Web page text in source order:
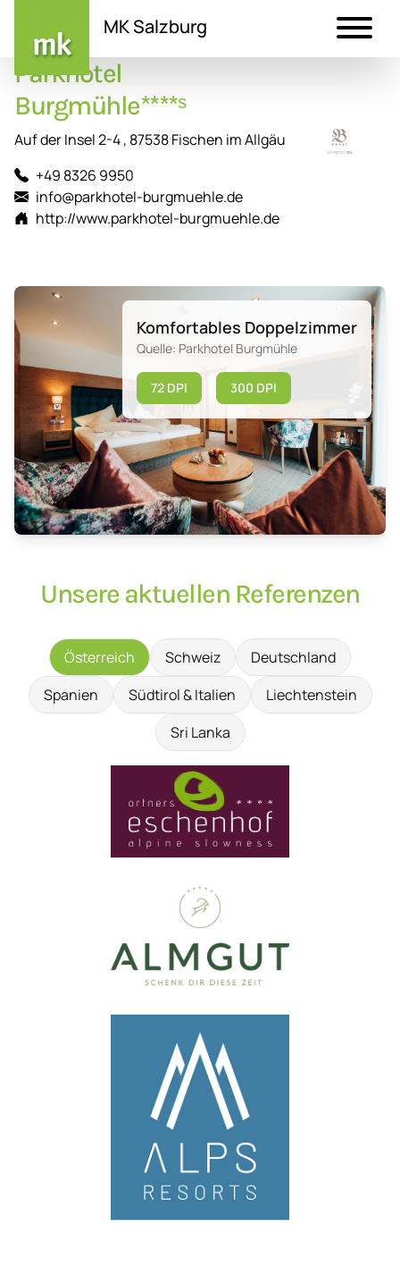
Inhalt
MK Salzburg
Parkhotel
Burgmühle****ˢ
Auf der Insel 2-4 , 87538 Fischen im Allgäu
+49 8326 9950
info@parkhotel-burgmuehle.de
http://www.parkhotel-burgmuehle.de
Komfortables Doppelzimmer
Quelle: Parkhotel Burgmühle
72 DPI 300 DPI
Unsere aktuellen Referenzen
Österreich Schweiz
Deutschland
Spanien
Südtirol & Italien
Liechtenstein
Sri Lanka